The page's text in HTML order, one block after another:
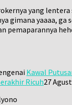
yang
gimana yaaaa, ga
pemaparannya
Kawal
Ricuh27